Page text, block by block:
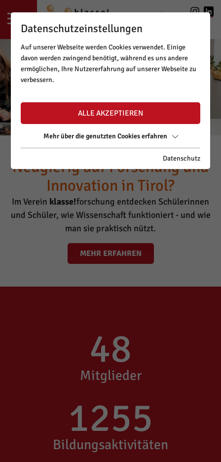
LOGIN|REGISTRIERUNG
Neugierig auf Forschung und
Innovation in Tirol?
Im Verein klasse!forschung entdecken Schülerinnen
und Schüler, wie Wissenschaft funktioniert - und wie
man sie praktisch nützt.
MEHR ERFAHREN
48
Mitglieder
1255
Bildungsaktivitäten
Datenschutzeinstellungen
Auf unserer Webseite werden Cookies verwendet. Einige
davon werden zwingend benötigt, während es uns andere
ermöglichen, Ihre Nutzererfahrung auf unserer Webseite zu
verbessern.
ALLE AKZEPTIEREN
Mehr über die genutzten Cookies erfahren
Datenschutz